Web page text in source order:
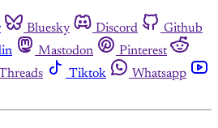
Bluesky Discord
Github
Mastodon
Pinterest
Tiktok
Whatsapp